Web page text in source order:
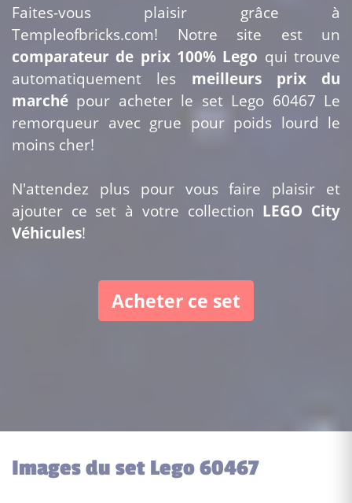
Faites-vous plaisir grâce à
Templeofbricks.com! Notre site est un
comparateur de prix 100% Lego qui trouve
automatiquement les meilleurs prix du
marché pour acheter le set Lego 60467 Le
remorqueur avec grue pour poids lourd le
moins cher!
N'attendez plus pour vous faire plaisir et
ajouter ce set à votre collection LEGO City
Véhicules!
Acheter ce set
Images du set Lego 60467